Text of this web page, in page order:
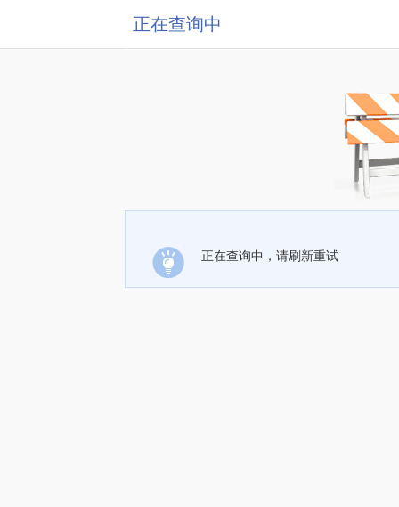
正在查询中
正在查询中，请刷新重试